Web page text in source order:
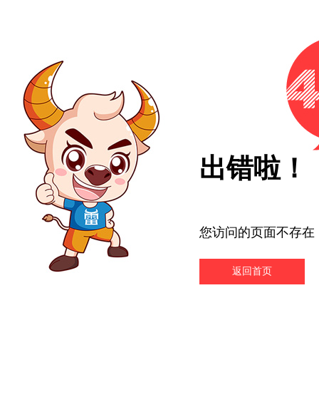
出错啦！
您访问的页面不存在
返回首页